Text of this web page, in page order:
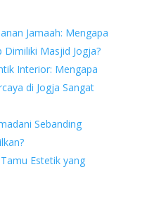
Jamaah: Mengapa
Masjid Jogja?
Interior: Mengapa
di Jogja Sangat
Sebanding
Estetik yang